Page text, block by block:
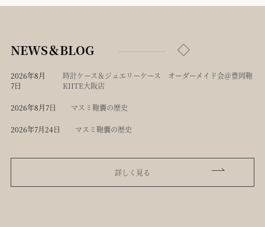
NEWS＆BLOG
2026年8月
7日
時計ケース＆ジュエリーケース オーダーメイド会＠豊岡鞄
KIITE大阪店
2026年8月7日 マスミ鞄嚢の歴史
2026年7月24日 マスミ鞄嚢の歴史
詳しく見る